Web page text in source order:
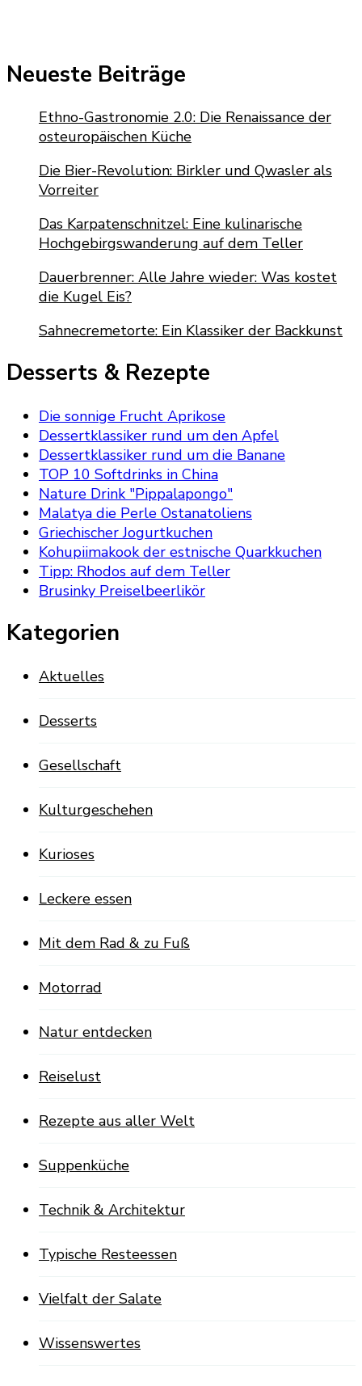
Neueste Beiträge
Ethno-Gastronomie 2.0: Die Renaissance der
osteuropäischen Küche
Die Bier-Revolution: Birkler und Qwasler als
Vorreiter
Das Karpatenschnitzel: Eine kulinarische
Hochgebirgswanderung auf dem Teller
Dauerbrenner: Alle Jahre wieder: Was kostet
die Kugel Eis?
Sahnecremetorte: Ein Klassiker der Backkunst
Desserts & Rezepte
Die sonnige Frucht Aprikose
Dessertklassiker rund um den Apfel
Dessertklassiker rund um die Banane
TOP 10 Softdrinks in China
Nature Drink "Pippalapongo"
Malatya die Perle Ostanatoliens
Griechischer Jogurtkuchen
Kohupiimakook der estnische Quarkkuchen
Tipp: Rhodos auf dem Teller
Brusinky Preiselbeerlikör
Kategorien
Aktuelles
Desserts
Gesellschaft
Kulturgeschehen
Kurioses
Leckere essen
Mit dem Rad & zu Fuß
Motorrad
Natur entdecken
Reiselust
Rezepte aus aller Welt
Suppenküche
Technik & Architektur
Typische Resteessen
Vielfalt der Salate
Wissenswertes